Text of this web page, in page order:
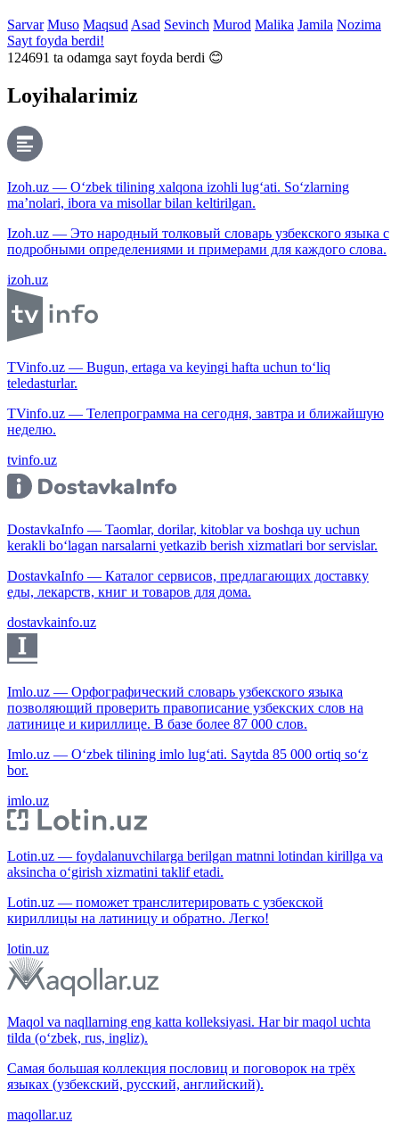
Sarvar Muso MaqsudAsad Sevinch Murod Malika Jamila Nozima
Sayt foyda berdi!
124691 ta odamga sayt foyda berdi 😊
Loyihalarimiz
Izoh.uz — O‘zbek tilining xalqona izohli lug‘ati. So‘zlarning
ma’nolari, ibora va misollar bilan keltirilgan.
Izoh.uz — Это народный толковый словарь узбекского языка с
подробными определениями и примерами для каждого слова.
izoh.uz
TVinfo.uz — Bugun, ertaga va keyingi hafta uchun to‘liq
teledasturlar.
TVinfo.uz — Телепрограмма на сегодня, завтра и ближайшую
неделю.
tvinfo.uz
DostavkaInfo — Taomlar, dorilar, kitoblar va boshqa uy uchun
kerakli bo‘lagan narsalarni yetkazib berish xizmatlari bor servislar.
DostavkaInfo — Каталог сервисов, предлагающих доставку
еды, лекарств, книг и товаров для дома.
dostavkainfo.uz
Imlo.uz — Орфографический словарь узбекского языка
позволяющий проверить правописание узбекских слов на
латинице и кириллице. В базе более 87 000 слов.
Imlo.uz — O‘zbek tilining imlo lug‘ati. Saytda 85 000 ortiq so‘z
bor.
imlo.uz
Lotin.uz — foydalanuvchilarga berilgan matnni lotindan kirillga va
aksincha o‘girish xizmatini taklif etadi.
Lotin.uz — поможет транслитерировать с узбекской
кириллицы на латиницу и обратно. Легко!
lotin.uz
Maqol va naqllarning eng katta kolleksiyasi. Har bir maqol uchta
tilda (o‘zbek, rus, ingliz).
Самая большая коллекция пословиц и поговорок на трёх
языках (узбекский, русский, английский).
maqollar.uz